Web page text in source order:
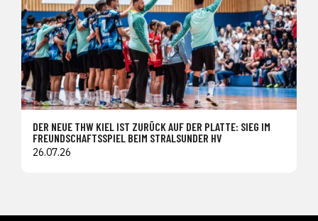
DER NEUE THW KIEL IST ZURÜCK AUF DER PLATTE: SIEG IM
FREUNDSCHAFTSSPIEL BEIM STRALSUNDER HV
26.07.26